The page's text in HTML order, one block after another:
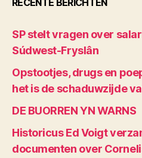
RECENTE BERICHTEN
SP stelt vragen over
Súdwest-Fryslân
Opstootjes, drugs en
het is de schaduwzijde
DE BUORREN YN WARNS
Historicus Ed Voigt
documenten over